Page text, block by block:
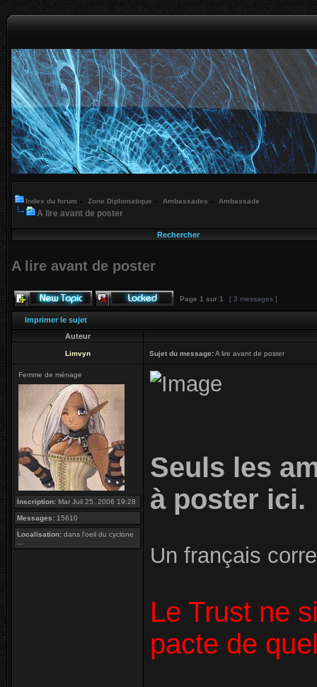
Index du forum » Zone Diplomatique » Ambassades » Ambassade
A lire avant de poster
Rechercher
A lire avant de poster
Page 1 sur 1 [ 3 messages ]
Imprimer le sujet
Auteur
Limvyn Sujet du message:A lire avant de poster
Femme de ménage
Inscription: Mar Juil 25, 2006 19:28
Messages: 15610
Localisation: dans l'oeil du cyclone
Seuls les
à poster ici.
Un français
Le Trust ne
pacte de